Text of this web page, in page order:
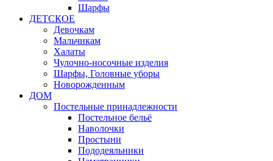
Шарфы
ДЕТСКОЕ
Девочкам
Мальчикам
Халаты
Чулочно-носочные изделия
Шарфы, Головные уборы
Новорожденным
ДОМ
Постельные принадлежности
Постельное бельё
Наволочки
Простыни
Пододеяльники